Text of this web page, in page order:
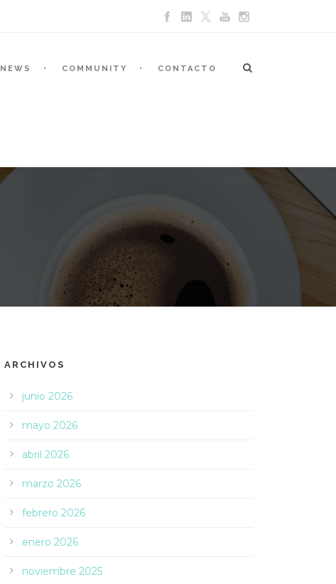
NEWS COMMUNITY CONTACTO
ARCHIVOS
junio 2026
mayo 2026
abril 2026
marzo 2026
febrero 2026
enero 2026
noviembre 2025